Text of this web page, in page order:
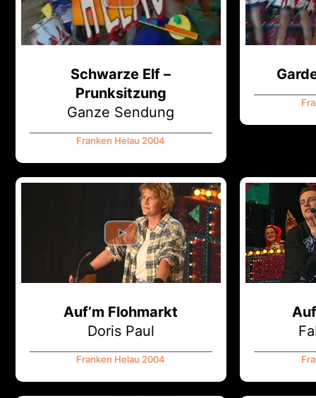
Schwarze Elf –
Prunksitzung
Ganze Sendung
Franken Helau 2004
Auf’m Flohmarkt
Doris Paul
Franken Helau 2004